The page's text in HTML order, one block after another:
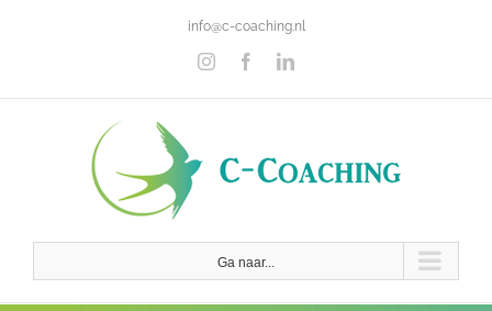
info@c-coaching.nl
InstagramFacebookLinkedIn
Ga naar...